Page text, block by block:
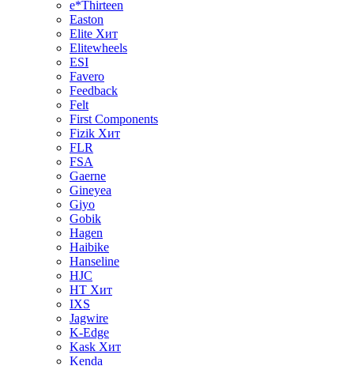
e*Thirteen
Easton
Elite Хит
Elitewheels
ESI
Favero
Feedback
Felt
First Components
Fizik Хит
FLR
FSA
Gaerne
Gineyea
Giyo
Gobik
Hagen
Haibike
Hanseline
HJC
HT Хит
IXS
Jagwire
K-Edge
Kask Хит
Kenda